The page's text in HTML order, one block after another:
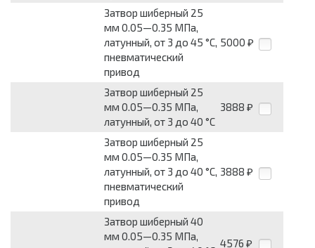
Затвор шиберный 25
мм 0.05—0.35 МПа,
латунный, от 3 до 45 °С,
пневматический
привод
5000 ₽
Затвор шиберный 25
мм 0.05—0.35 МПа,
латунный, от 3 до 40 °С
3888 ₽
Затвор шиберный 25
мм 0.05—0.35 МПа,
латунный, от 3 до 40 °С,
пневматический
привод
3888 ₽
Затвор шиберный 40
мм 0.05—0.35 МПа,
4576 ₽